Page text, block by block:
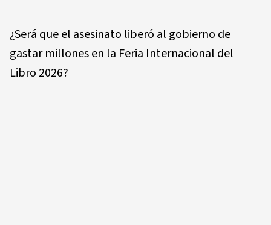
¿Será que el asesinato liberó al gobierno de
gastar millones en la Feria Internacional del
Libro 2026?